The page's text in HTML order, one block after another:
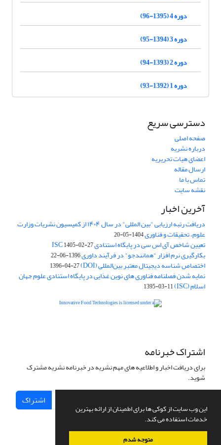
این وب سایت از کوکی ها برای اطمینان از ارائه بهترین
خدمات استفاده می کند.
متوجه شدم
دوره 4 (1395-96)
دوره 3 (1394-95)
دوره 2 (1393-94)
دوره 1 (1392-93)
دسترسی سریع
صفحه اصلی
درباره نشریه
اعضای هیات تحریریه
ارسال مقاله
تماس با ما
نقشه سایت
آخرین اخبار
دریافت رتبه ارزیابی "بین المللی" در سال ۱۴۰۴ از کمیسیون نشریات وزارت
علوم، تحقیقات و فناوری1404-05-20
تعیین شاخص آی اس سی در پایگاه استنادی ISC1405-02-27
بکارگیری نرم افزار "همانندجو" در فرآیند داوری1396-06-22
اختصاص شناسه دیجیتال معتبر بین‌المللی (DOI) 1396-04-27
نمایه شدن فصلنامه فناوری های نوین غذایی در پایگاه استنادی علوم جهان
اسلام (ISC) 1395-03-11
اشتراک خبرنامه
برای دریافت اخبار و اطلاعیه های مهم نشریه در خبرنامه نشریه مشترک
شوید.
اشتراک